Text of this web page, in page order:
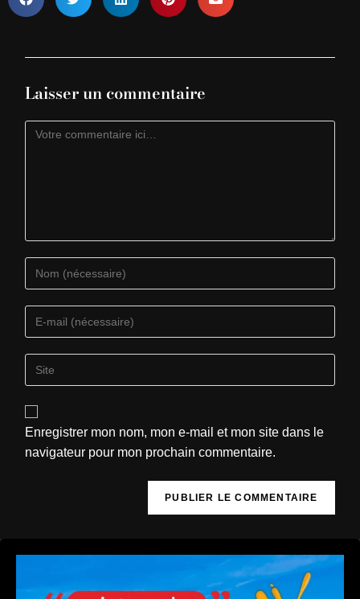
Laisser un commentaire
Enregistrer mon nom, mon e-mail et mon site dans le
navigateur pour mon prochain commentaire.